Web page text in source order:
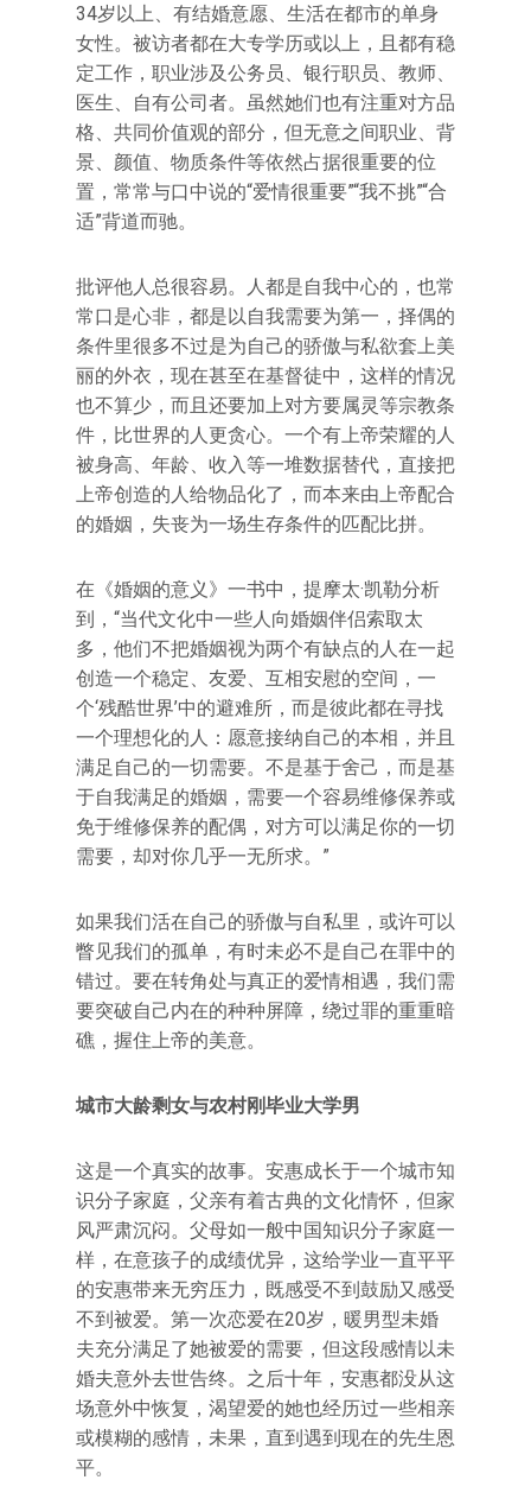
34岁以上、有结婚意愿、生活在都市的单身
女性。被访者都在大专学历或以上，且都有稳
定工作，职业涉及公务员、银行职员、教师、
医生、自有公司者。虽然她们也有注重对方品
格、共同价值观的部分，但无意之间职业、背
景、颜值、物质条件等依然占据很重要的位
置，常常与口中说的“爱情很重要”“我不挑”“合
适”背道而驰。
批评他人总很容易。人都是自我中心的，也常
常口是心非，都是以自我需要为第一，择偶的
条件里很多不过是为自己的骄傲与私欲套上美
丽的外衣，现在甚至在基督徒中，这样的情况
也不算少，而且还要加上对方要属灵等宗教条
件，比世界的人更贪心。一个有上帝荣耀的人
被身高、年龄、收入等一堆数据替代，直接把
上帝创造的人给物品化了，而本来由上帝配合
的婚姻，失丧为一场生存条件的匹配比拼。
在《婚姻的意义》一书中，提摩太·凯勒分析
到，“当代文化中一些人向婚姻伴侣索取太
多，他们不把婚姻视为两个有缺点的人在一起
创造一个稳定、友爱、互相安慰的空间，一
个‘残酷世界’中的避难所，而是彼此都在寻找
一个理想化的人：愿意接纳自己的本相，并且
满足自己的一切需要。不是基于舍己，而是基
于自我满足的婚姻，需要一个容易维修保养或
免于维修保养的配偶，对方可以满足你的一切
需要，却对你几乎一无所求。”
如果我们活在自己的骄傲与自私里，或许可以
瞥见我们的孤单，有时未必不是自己在罪中的
错过。要在转角处与真正的爱情相遇，我们需
要突破自己内在的种种屏障，绕过罪的重重暗
礁，握住上帝的美意。
城市大龄剩女与农村刚毕业大学男
这是一个真实的故事。安惠成长于一个城市知
识分子家庭，父亲有着古典的文化情怀，但家
风严肃沉闷。父母如一般中国知识分子家庭一
样，在意孩子的成绩优异，这给学业一直平平
的安惠带来无穷压力，既感受不到鼓励又感受
不到被爱。第一次恋爱在20岁，暖男型未婚
夫充分满足了她被爱的需要，但这段感情以未
婚夫意外去世告终。之后十年，安惠都没从这
场意外中恢复，渴望爱的她也经历过一些相亲
或模糊的感情，未果，直到遇到现在的先生恩
平。